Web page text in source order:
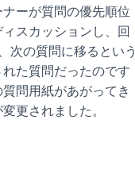
ーが質問の優先順位
スカッションし、回
次の質問に移るという
た質問だったのです
問用紙があがってき
更されました。